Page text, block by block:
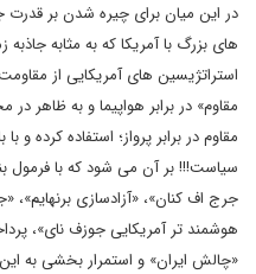
در این میان برای چیره شدن بر قدرت
های بزرگ با آمریکا که به مثابه
استراتژیسین های آمریکایی از
مقاوم» در برابر هواپیما و به ظاهر
مقاوم در برابر پرواز؛ استفاده کرده
سیاست!!! بر آن می شود که با فرمول
جرج اف کنان»، «آزادسازی
هوشمند تر آمریکایی جوزف نای»،
«چالش ایران» و استمرار بخشی به